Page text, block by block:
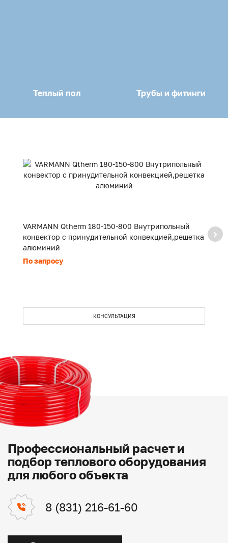
Теплый пол Трубы и фитинги
VARMANN Qtherm 180-150-800 Внутрипольный
конвектор с принудительной конвекцией,решетка
алюминий
По запросу
КОНСУЛЬТАЦИЯ
Профессиональный расчет и
подбор теплового оборудования
для любого объекта
8 (831) 216-61-60